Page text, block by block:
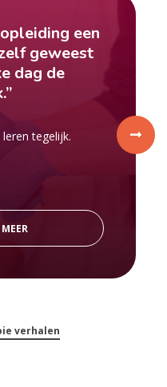
een
geweest
dag de
tegelijk.
MEER
verhalen